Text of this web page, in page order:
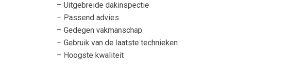
– Uitgebreide dakinspectie
– Passend advies
– Gedegen vakmanschap
– Gebruik van de laatste technieken
– Hoogste kwaliteit